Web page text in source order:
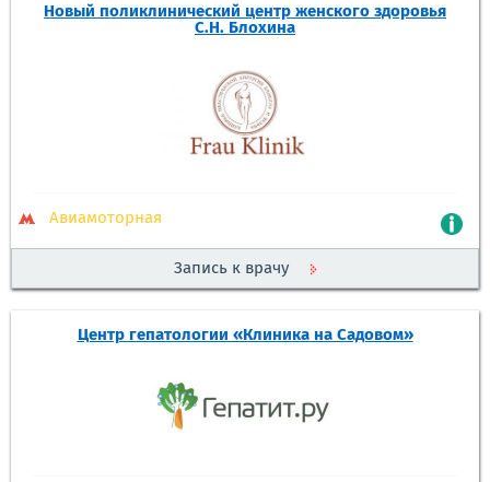
Новый поликлинический центр женского здоровья
С.Н. Блохина
Авиамоторная
Запись к врачу
Центр гепатологии «Клиника на Садовом»